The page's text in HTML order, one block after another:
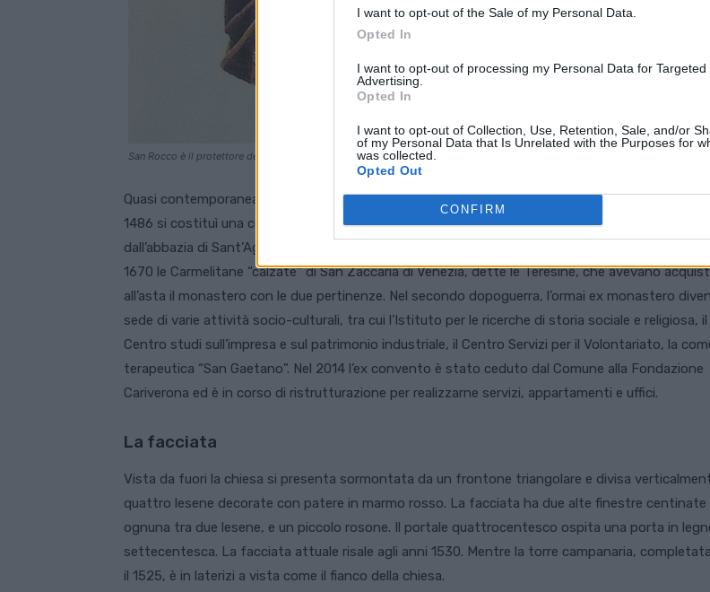
I want to opt-out of the Sale of my Personal Data.
Opted In
I want to opt-out of processing my Personal Data for Targeted
Advertising.
Opted In
I want to opt-out of Collection, Use, Retention, Sale, and/or
of my Personal Data that Is Unrelated with the Purposes for
was collected.
Opted Out
CONFIRM
San Rocco è il protettore delle malattie infettive. Foto: https://www.vaticano.com/san-rocco/
Quasi contemporaneamente alla chiesa si iniziò a costruire anche l’annesso monastero, dove
1486 si costituì una comunità di Canonici regolari di San Giorgio in Alga, per la maggior parte
dall’abbazia di Sant’Agostino. Qui risiedettero fino al 1668. Ai Canonici subentrarono nel dicembre
1670 le Carmelitane “calzate” di San Zaccaria di Venezia, dette le Teresine, che avevano
all’asta il monastero con le due pertinenze. Nel secondo dopoguerra, l’ormai ex monastero
sede di varie attività socio-culturali, tra cui l’Istituto per le ricerche di storia sociale e religiosa, il
Centro studi sull’impresa e sul patrimonio industriale, il Centro Servizi per il Volontariato, la
terapeutica “San Gaetano”. Nel 2014 l’ex convento è stato ceduto dal Comune alla Fondazione
Cariverona ed è in corso di ristrutturazione per realizzarne servizi, appartamenti e uffici.
La facciata
Vista da fuori la chiesa si presenta sormontata da un frontone triangolare e divisa
quattro lesene decorate con patere in marmo rosso. La facciata ha due alte finestre centinate
ognuna tra due lesene, e un piccolo rosone. Il portale quattrocentesco ospita una porta in
settecentesca. La facciata attuale risale agli anni 1530. Mentre la torre campanaria,
il 1525, è in laterizi a vista come il fianco della chiesa.